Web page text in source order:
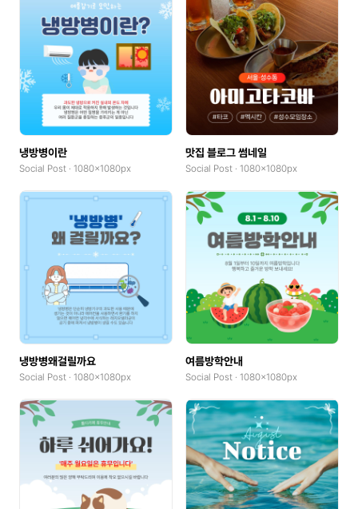
냉방병이란
Social Post · 1080x1080px
맛집 블로그 썸네일
Social Post · 1080x1080px
냉방병왜걸릴까요
Social Post · 1080x1080px
여름방학안내
Social Post · 1080x1080px